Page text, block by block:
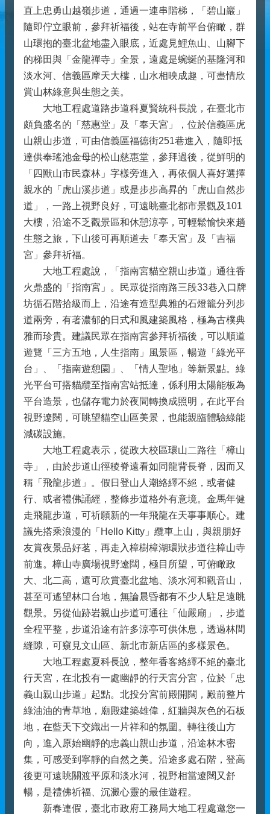
直上忠勇山越嶺步道，通過一連串階梯，「碧山巖」
隨即佇立眼前，參拜祈福後，站在寺前平台俯瞰，群
山環抱的臺北盆地盡入眼底，近處見鯉魚山、山腳下
的梯田與「金龍禪寺」全景，遠處是蜿蜒的基隆河和
淡水河、信義區摩天大樓，山水相映成趣，可盡情欣
賞山林綠意與生態之美。
大地工程處道路步道科夏賢統科長說，在臺北市
頗負盛名的「慈惠堂」及「奉天宮」，位於信義區虎
山親山步道，可由信義區福德街251巷進入，隨即抵
達供奉瑤池金母的松山慈惠堂，參拜過後，從鮮明的
「四獸山市民森林」字樣旁進入，再依個人喜好選擇
親水的「虎山溪步道」或是步步高昇的「虎山自然步
道」，一路上視野良好，可遠眺臺北都市景觀及101
大樓，沿途不乏觀景區和休憩涼亭，可輕鬆愉快來趟
生態之旅，下山後可再順道去「奉天宮」及「吉福
宮」參拜祈福。
大地工程處說，「指南宮貓空親山步道」通往香
火鼎盛的「指南宮」。民眾從指南路三段33巷入口牌
坊循石階拾級而上，沿途有造型典雅的石燈籠分列步
道兩旁，有著濃郁的日式和風建築風格，極為古樸典
雅而珍貴。建議民眾在指南宮參拜祈福後，可以順道
遊覽「三方五地，人生指南」風景區，暢遊「綠光平
台」、「指南遊憩園」、「情人聖地」等新景點。綠
光平台可搭貓纜至指南宮站抵達，係利用太陽能板為
平台造景，也儲存電力於夜間轉換成照明，在此平台
視野遼闊，可眺望貓空山區美景，也能親臨體驗綠能
減碳設施。
大地工程處表示，從政大校區環山二路往「樟山
寺」，由於步道山徑稜脊遠看如同龍背長脊，因而又
稱「飛龍步道」。假日登山人潮絡繹不絕，或者健
行、或者禮佛誦經，整條步道格外有意境。金馬年健
走飛龍步道，可祈願新的一年飛龍在天事事順心。建
議先搭乘浪漫的「Hello Kitty」纜車上山，與親朋好
友賞夜景品好茗，再走入樟樹樟湖環狀步道往樟山寺
前進。樟山寺廣場視野遼闊，極目所望，可俯瞰政
大、北二高，還可欣賞臺北盆地、淡水河和觀音山，
甚至可遙望林口台地，無論晨昏都有不少人駐足遠眺
觀景。另從仙跡岩親山步道可通往「仙嚴廟」，步道
全程平整，步道沿途有許多涼亭可供休息，透過林間
縫隙，可窺見文山區、新北市新店區的多樣景色。
大地工程處夏科長說，整年香客絡繹不絕的臺北
行天宮，在北投有一處幽靜的行天宮分宮，位於「忠
義山親山步道」起點。北投分宮前殿開闊，殿前整片
綠油油的青草地，廟殿建築雄偉，紅牆與灰色的石板
地，在藍天下交織出一片祥和的氛圍。轉往後山方
向，進入原始幽靜的忠義山親山步道，沿途林木密
集，可感受到寧靜的自然之美。沿途多處石階，登高
後更可遠眺關渡平原和淡水河，視野相當遼闊又舒
暢，是禮佛祈福、沉澱心靈的最佳遊程。
新春連假，臺北市政府工務局大地工程處邀您一